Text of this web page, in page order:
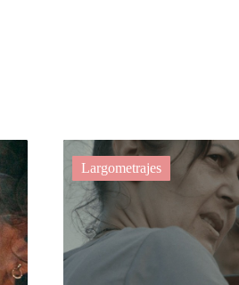
Largometrajes